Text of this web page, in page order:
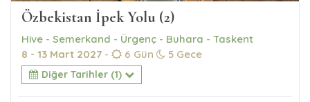
Özbekistan İpek Yolu (2)
Hive - Semerkand - Ürgenç - Buhara - Taskent
8 - 13 Mart 2027 - 6 Gün 5 Gece
Diğer Tarihler (1)